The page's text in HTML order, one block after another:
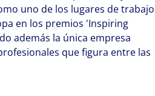
uno de los lugares de trabajo
en los premios 'Inspiring
además la única empresa
que figura entre las